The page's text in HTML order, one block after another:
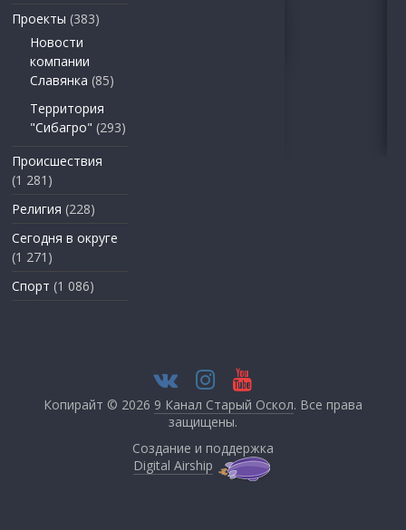
Проекты (383)
Новости
компании
Славянка (85)
Территория
"Сибагро" (293)
Происшествия
(1 281)
Религия (228)
Сегодня в округе
(1 271)
Спорт (1 086)
Копирайт © 2026 9 Канал Старый Оскол. Все права
защищены.
Создание и поддержка
Digital Airship